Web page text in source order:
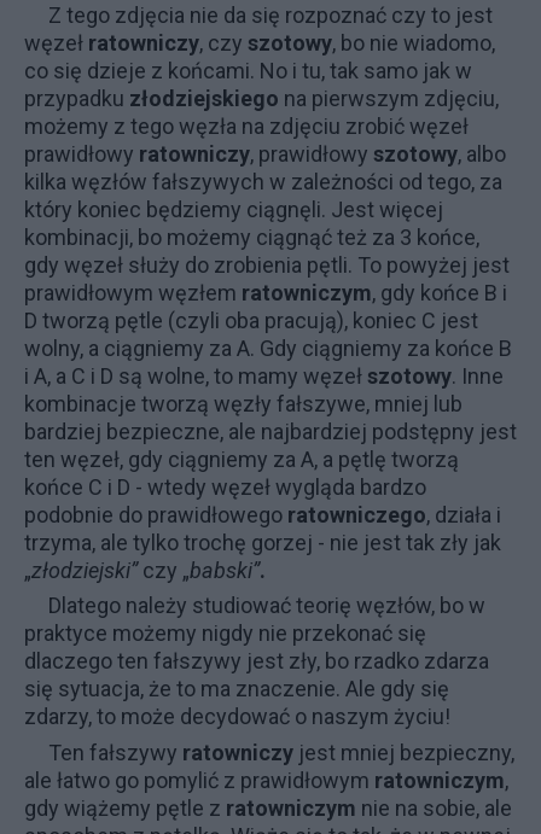
Z tego zdjęcia nie da się rozpoznać czy to jest
węzeł ratowniczy, czy szotowy, bo nie wiadomo,
co się dzieje z końcami. No i tu, tak samo jak w
przypadku złodziejskiego na pierwszym zdjęciu,
możemy z tego węzła na zdjęciu zrobić węzeł
prawidłowy ratowniczy, prawidłowy szotowy, albo
kilka węzłów fałszywych w zależności od tego, za
który koniec będziemy ciągnęli. Jest więcej
kombinacji, bo możemy ciągnąć też za 3 końce,
gdy węzeł służy do zrobienia pętli. To powyżej jest
prawidłowym węzłem ratowniczym, gdy końce B i
D tworzą pętle (czyli oba pracują), koniec C jest
wolny, a ciągniemy za A. Gdy ciągniemy za końce B
i A, a C i D są wolne, to mamy węzeł szotowy. Inne
kombinacje tworzą węzły fałszywe, mniej lub
bardziej bezpieczne, ale najbardziej podstępny jest
ten węzeł, gdy ciągniemy za A, a pętlę tworzą
końce C i D - wtedy węzeł wygląda bardzo
podobnie do prawidłowego ratowniczego, działa i
trzyma, ale tylko trochę gorzej - nie jest tak zły jak
„złodziejski”czy „babski”.
Dlatego należy studiować teorię węzłów, bo w
praktyce możemy nigdy nie przekonać się
dlaczego ten fałszywy jest zły, bo rzadko zdarza
się sytuacja, że to ma znaczenie. Ale gdy się
zdarzy, to może decydować o naszym życiu!
Ten fałszywy ratowniczy jest mniej bezpieczny,
ale łatwo go pomylić z prawidłowym ratowniczym,
gdy wiążemy pętle z ratowniczym nie na sobie, ale